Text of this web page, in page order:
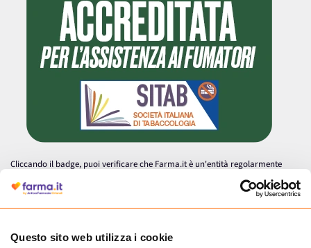
Questo sito web utilizza i cookie
Cliccando il badge, puoi verificare che Farma.it è un'entità regolarmente
autorizzata dal Ministero della Salute a effettuare la vendita online di
medicinali.